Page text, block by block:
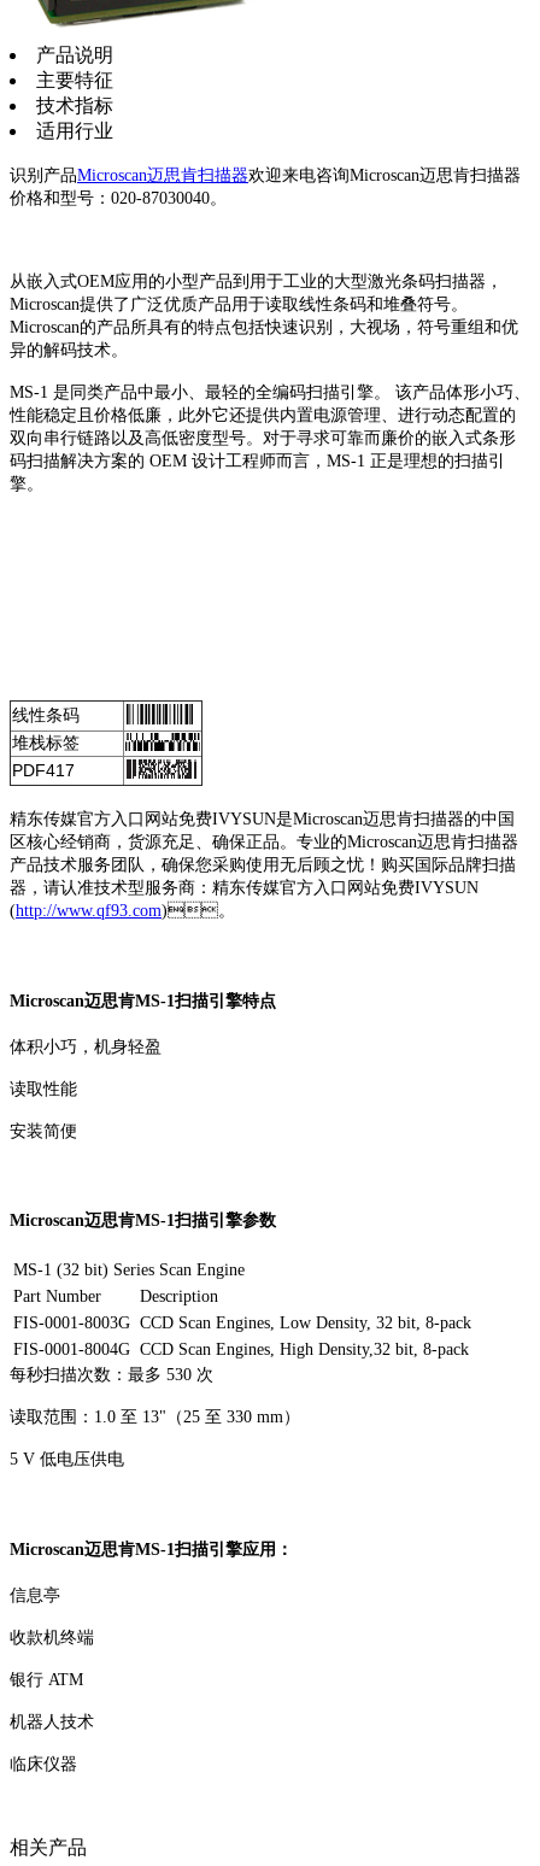
产品说明
主要特征
技术指标
适用行业
识别产品Microscan迈思肯扫描器欢迎来电咨询Microscan迈思肯扫描器
价格和型号：020-87030040。
从嵌入式OEM应用的小型产品到用于工业的大型激光条码扫描器，
Microscan提供了广泛优质产品用于读取线性条码和堆叠符号。
Microscan的产品所具有的特点包括快速识别，大视场，符号重组和优
异的解码技术。
MS-1 是同类产品中最小、最轻的全编码扫描引擎。 该产品体形小巧、
性能稳定且价格低廉，此外它还提供内置电源管理、进行动态配置的
双向串行链路以及高低密度型号。对于寻求可靠而廉价的嵌入式条形
码扫描解决方案的 OEM 设计工程师而言，MS-1 正是理想的扫描引
擎。
线性条码
堆栈标签
PDF417
精东传媒官方入口网站免费IVYSUN是Microscan迈思肯扫描器的中国
区核心经销商，货源充足、确保正品。专业的Microscan迈思肯扫描器
产品技术服务团队，确保您采购使用无后顾之忧！购买国际品牌扫描
器，请认准技术型服务商：精东传媒官方入口网站免费IVYSUN
(http://www.qf93.com)。
Microscan迈思肯MS-1扫描引擎特点
体积小巧，机身轻盈
读取性能
安装简便
Microscan迈思肯MS-1扫描引擎参数
MS-1 (32 bit) Series Scan Engine
Part Number
Description
FIS-0001-8003G CCD Scan Engines, Low Density, 32 bit, 8-pack
FIS-0001-8004G CCD Scan Engines, High Density,32 bit, 8-pack
每秒扫描次数：最多 530 次
读取范围：1.0 至 13"（25 至 330 mm）
5 V 低电压供电
Microscan迈思肯MS-1扫描引擎应用：
信息亭
收款机终端
银行 ATM
机器人技术
临床仪器
相关产品